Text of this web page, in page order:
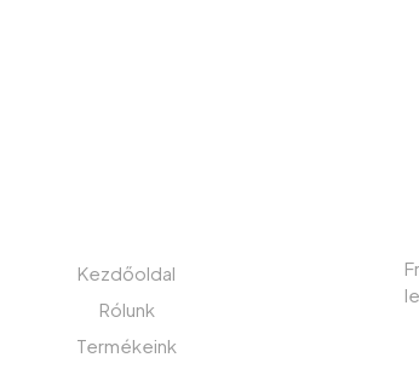
Kezdőoldal
Rólunk
Termékeink